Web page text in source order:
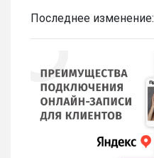
Последнее изменение: